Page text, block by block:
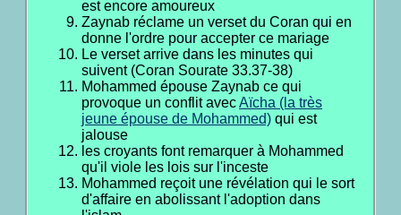
est encore amoureux
Zaynab réclame un verset du Coran qui en
donne l'ordre pour accepter ce mariage
Le verset arrive dans les minutes qui
suivent (Coran Sourate 33.37-38)
Mohammed épouse Zaynab ce qui
provoque un conflit avecAïcha (la très
jeune épouse de Mohammed) qui est
jalouse
les croyants font remarquer à Mohammed
qu'il viole les lois sur l'inceste
Mohammed reçoit une révélation qui le sort
d'affaire en abolissant l'adoption dans